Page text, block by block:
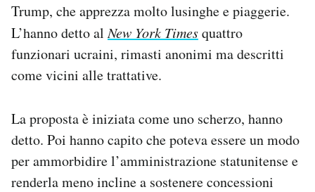
Hai bisogno di aiuto?
Esci
Trump, che apprezza molto lusinghe e piaggerie.
L’hanno detto alNew York Timesquattro
funzionari ucraini, rimasti anonimi ma descritti
come vicini alle trattative.
La proposta è iniziata come uno scherzo, hanno
detto. Poi hanno capito che poteva essere un modo
per ammorbidire l’amministrazione statunitense e
renderla meno incline a sostenere concessioni